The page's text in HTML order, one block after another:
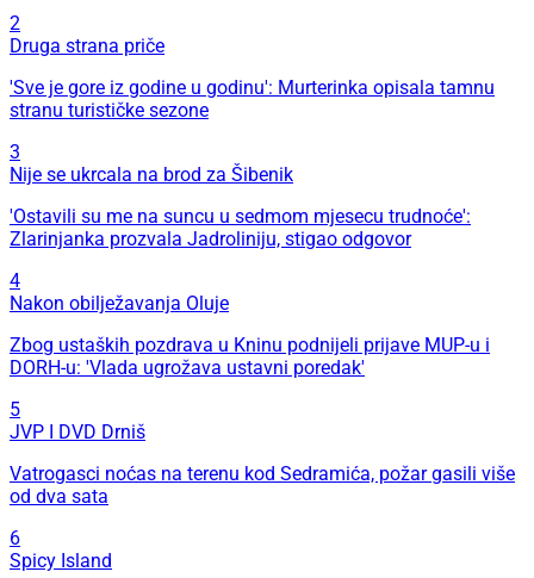
2
Druga strana priče
'Sve je gore iz godine u godinu': Murterinka opisala tamnu
stranu turističke sezone
3
Nije se ukrcala na brod za Šibenik
'Ostavili su me na suncu u sedmom mjesecu trudnoće':
Zlarinjanka prozvala Jadroliniju, stigao odgovor
4
Nakon obilježavanja Oluje
Zbog ustaških pozdrava u Kninu podnijeli prijave MUP-u i
DORH-u: 'Vlada ugrožava ustavni poredak'
5
JVP I DVD Drniš
Vatrogasci noćas na terenu kod Sedramića, požar gasili više
od dva sata
6
Spicy Island